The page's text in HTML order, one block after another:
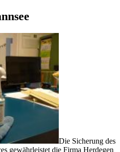
Die Sicherung des
gewährleistet die Firma Herdegen